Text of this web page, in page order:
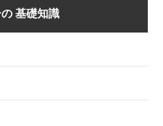
基礎知識